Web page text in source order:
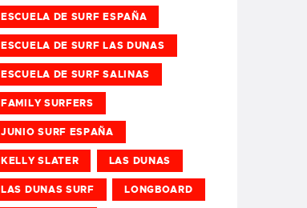
ESCUELA DE SURF ESPAÑA
ESCUELA DE SURF LAS DUNAS
ESCUELA DE SURF SALINAS
FAMILY SURFERS
JUNIO SURF ESPAÑA
KELLY SLATER LAS DUNAS
LAS DUNAS SURF LONGBOARD